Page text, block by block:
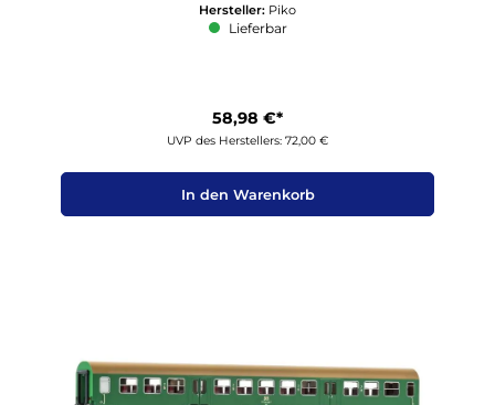
Hersteller: Piko
Lieferbar
58,98 €*
UVP des Herstellers: 72,00 €
In den Warenkorb